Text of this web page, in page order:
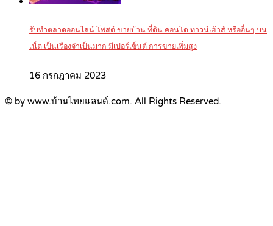
รับทำตลาดออนไลน์ โพสต์ ขายบ้าน ที่ดิน คอนโด ทาวน์เฮ้าส์ หรืออื่นๆ บน
เน็ต เป็นเรื่องจำเป็นมาก มีเปอร์เซ็นต์ การขายเพิ่มสูง
16 กรกฎาคม 2023
© by www.บ้านไทยแลนด์.com. All Rights Reserved.